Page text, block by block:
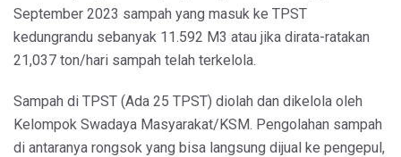
September 2023 sampah yang masuk ke TPST
kedungrandu sebanyak 11.592 M3 atau jika dirata-ratakan
21,037 ton/hari sampah telah terkelola.
Sampah di TPST (Ada 25 TPST) diolah dan dikelola oleh
Kelompok Swadaya Masyarakat/KSM. Pengolahan sampah
di antaranya rongsok yang bisa langsung dijual ke pengepul,